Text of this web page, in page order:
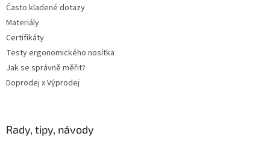
Často kladené dotazy
Materiály
Certifikáty
Testy ergonomického nosítka
Jak se správně měřit?
Doprodej x Výprodej
Rady, tipy, návody